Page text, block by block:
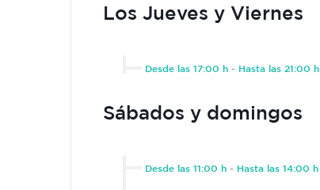
Los Jueves y Viernes
Desde las 17:00 h - Hasta las 21:00 h
Sábados y domingos
Desde las 11:00 h - Hasta las 14:00 h